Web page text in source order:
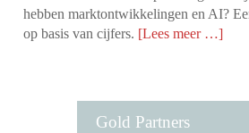
hebben marktontwikkelingen en AI?
op basis van cijfers. [Lees meer …]
Gold Partners